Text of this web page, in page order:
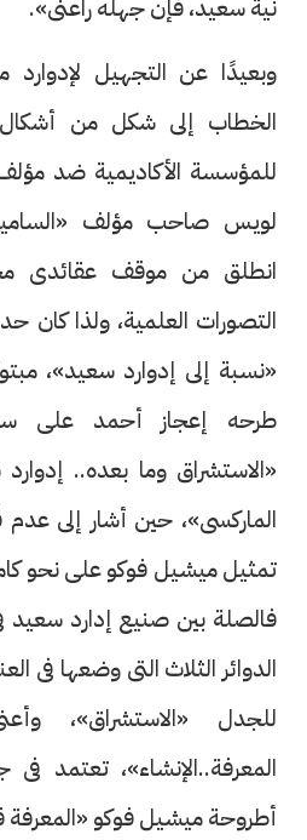
نية سعيد، فإن جهله راعنى».
وبعيدًا عن التجهيل
الخطاب إلى شكل من أشكال
للمؤسسة الأكاديمية ضد مؤلف
لويس صاحب مؤلف
انطلق من موقف عقائدى
التصورات العلمية، ولذا كان
«نسبة إلى إدوارد سعيد»،
طرحه إعجاز أحمد على
«الاستشراق وما بعده..
الماركسى»، حين أشار إلى
تمثيل ميشيل فوكو على نحو
فالصلة بين صنيع إدارد سعيد
الدوائر الثلاث التى وضعها فى
للجدل «الاستشراق»،
المعرفة..الإنشاء»، تعتمد
أطروحة ميشيل فوكو «المعرفة